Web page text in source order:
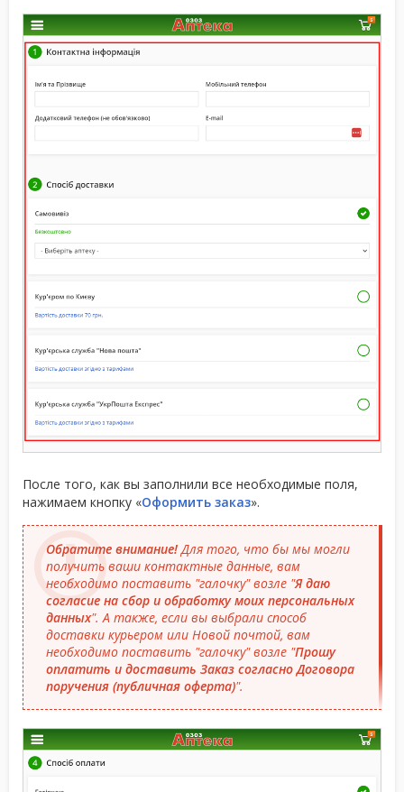
После того, как вы заполнили все необходимые поля,
нажимаем кнопку «Оформить заказ».
Обратите внимание! Для того, что бы мы могли
получить ваши контактные данные, вам
необходимо поставить "галочку" возле "Я даю
согласие на сбор и обработку моих персональных
данных". А также, если вы выбрали способ
доставки курьером или Новой почтой, вам
необходимо поставить "галочку" возле "Прошу
оплатить и доставить Заказ согласно Договора
поручения (публичная оферта)".